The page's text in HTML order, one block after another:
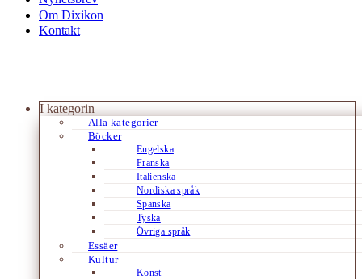
Om Dixikon
Kontakt
I kategorin
Alla kategorier
Böcker
Engelska
Franska
Italienska
Nordiska språk
Spanska
Tyska
Övriga språk
Essäer
Kultur
Konst